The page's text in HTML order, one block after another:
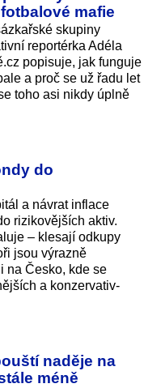
mafie
skupiny
reportérka Adéla
popisuje, jak funguje
a proč se už řadu let
toho asi nikdy úplně
do
a návrat inflace
rizikovějších ak­tiv.
– klesají odkupy
jsou výrazně
na Česko, kde se
a konzervativ­
naděje na
méně